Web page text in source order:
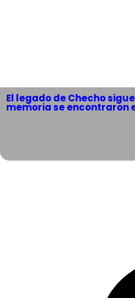
El legado de Checho
memoria se encontraron